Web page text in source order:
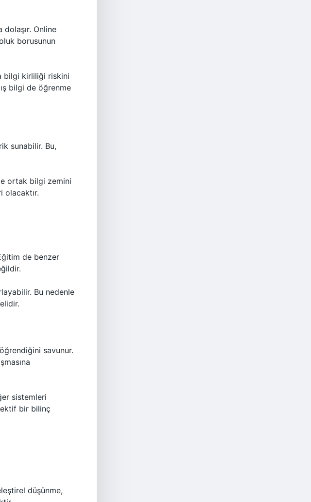
dolaşır. Online
borusunun
bilgi kirliliği riskini
bilgi de öğrenme
sunabilir. Bu,
ortak bilgi zemini
olacaktır.
de benzer
Bu nedenle
savunur.
sistemleri
bir bilinç
düşünme,